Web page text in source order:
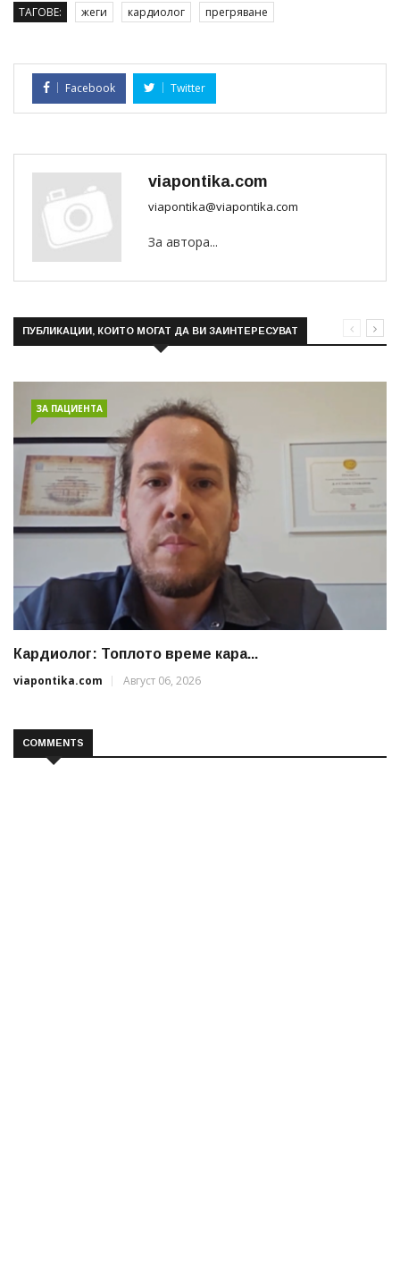
ТАГОВЕ: жеги кардиолог прегряване
Facebook Twitter
viapontika.com
viapontika@viapontika.com
За автора...
ПУБЛИКАЦИИ, КОИТО МОГАТ ДА ВИ ЗАИНТЕРЕСУВАТ
ЗА ПАЦИЕНТА
Кардиолог: Топлото време кара...
viapontika.com
Август 06, 2026
COMMENTS